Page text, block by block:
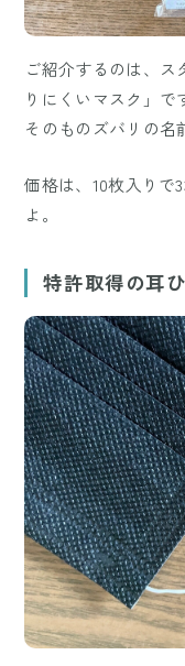
ご紹介するのは、ス
りにくいマスク」で
そのものズバリの名
価格は、10枚入りで
よ。
特許取得の耳